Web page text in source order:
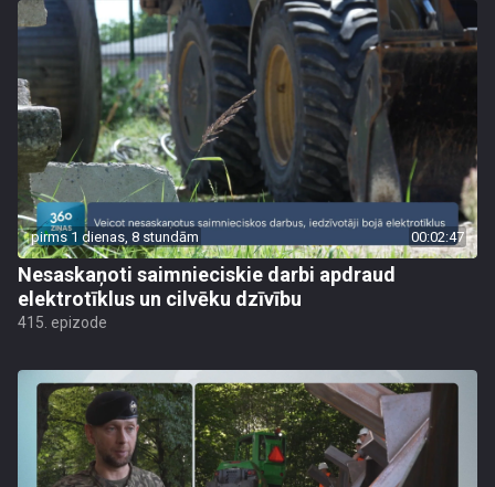
pirms 1 dienas, 8 stundām 00:02:47
Nesaskaņoti saimnieciskie darbi apdraud
elektrotīklus un cilvēku dzīvību
415. epizode